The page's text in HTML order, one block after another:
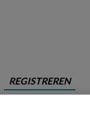
REGISTREREN